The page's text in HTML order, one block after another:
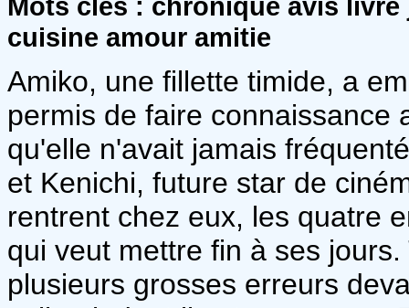
cuisine amour amitie
Amiko, une fillette timide, a
permis de faire connaissance
qu'elle n'avait jamais
et Kenichi, future star de
rentrent chez eux, les quatre
qui veut mettre fin à ses
plusieurs grosses erreurs